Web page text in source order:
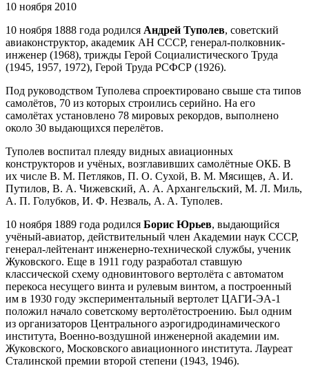
10 ноября 2010
10 ноября 1888 года родился Андрей Туполев, советский
авиаконструктор, академик АН СССР, генерал-полковник-
инженер (1968), трижды Герой Социалистического Труда
(1945, 1957, 1972), Герой Труда РСФСР (1926).
Под руководством Туполева спроектировано свыше ста типов
самолётов, 70 из которых строились серийно. На его
самолётах установлено 78 мировых рекордов, выполнено
около 30 выдающихся перелётов.
Туполев воспитал плеяду видных авиационных
конструкторов и учёных, возглавивших самолётные ОКБ. В
их числе В. М. Петляков, П. О. Сухой, В. М. Мясищев, А. И.
Путилов, В. А. Чижевский, А. А. Архангельский, М. Л. Миль,
А. П. Голубков, И. Ф. Незваль, A. A. Туполев.
10 ноября 1889 года родился Борис Юрьев, выдающийся
учёный-авиатор, действительный член Академии наук СССР,
генерал-лейтенант инженерно-технической службы, ученик
Жуковского. Еще в 1911 году разработал ставшую
классической схему одновинтового вертолёта с автоматом
перекоса несущего винта и рулевым винтом, а построенный
им в 1930 году экспериментальный вертолет ЦАГИ-ЭА-1
положил начало советскому вертолётостроению. Был одним
из организаторов Центрального аэрогидродинамического
института, Военно-воздушной инженерной академии им.
Жуковского, Московского авиационного института. Лауреат
Сталинской премии второй степени (1943, 1946).